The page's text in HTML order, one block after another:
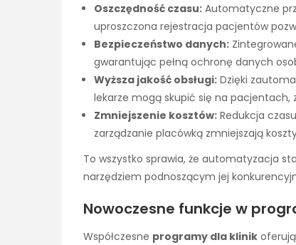
Oszczędność czasu: Automatyczne
uproszczona rejestracja pacjentów
Bezpieczeństwo danych:
gwarantując pełną ochronę danych
Wyższa jakość obsługi: Dzięki
lekarze mogą skupić się na pacjentach,
Zmniejszenie kosztów: Redukcja
zarządzanie placówką zmniejszają
To wszystko sprawia, że automatyzacja
narzędziem podnoszącym jej
Nowoczesne funkcje w
Współczesne programy dla klinik